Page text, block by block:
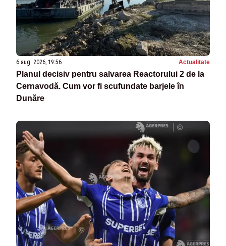
6 aug. 2026, 19:56 Actualitate
Planul decisiv pentru salvarea Reactorului 2 de la
Cernavodă. Cum vor fi scufundate barjele în
Dunăre